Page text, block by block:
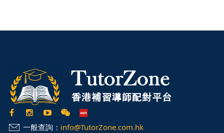
一般查詢： info@TutorZone.com.hk